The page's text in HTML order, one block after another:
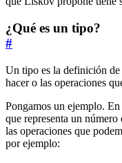
¿Qué es un tipo?
#
Un tipo es la definición
hacer o las operaciones
Pongamos un ejemplo.
que representa un
las operaciones que
por ejemplo: